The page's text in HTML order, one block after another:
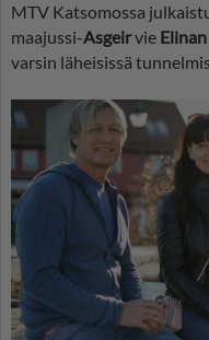
MTV Katsomossa
maajussi-Asgeirvie Elinan
varsin läheisissä